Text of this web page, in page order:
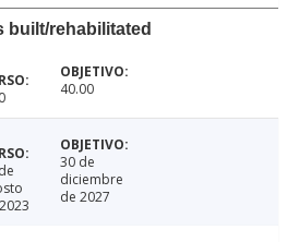
built/rehabilitated
40.00
30 de
diciembre
de 2027